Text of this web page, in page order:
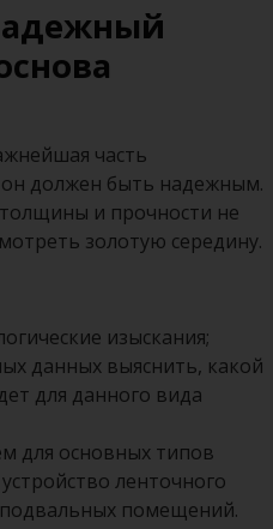
часть
он должен быть надежным.
и прочности не
золотую середину.
изыскания;
данных выяснить, какой
для данного вида
для основных типов
ленточного
помещений.